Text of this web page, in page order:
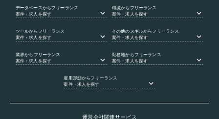
データベース からフリーランス
案件・求人を探す
環境からフリーランス
案件・求人を探す
ツールからフリーランス
案件・求人を探す
その他のスキルからフリーランス
案件・求人を探す
業界からフリーランス
案件・求人を探す
勤務地からフリーランス
案件・求人を探す
雇用形態からフリーランス
案件・求人を探す
運営会社関連サービス